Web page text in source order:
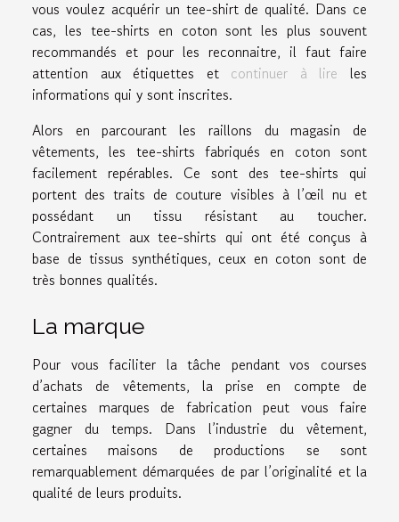
vous voulez acquérir un tee-shirt de qualité. Dans ce
cas, les tee-shirts en coton sont les plus souvent
recommandés et pour les reconnaitre, il faut faire
attention aux étiquettes et continuer à lire les
informations qui y sont inscrites.
Alors en parcourant les raillons du magasin de
vêtements, les tee-shirts fabriqués en coton sont
facilement repérables. Ce sont des tee-shirts qui
portent des traits de couture visibles à l’œil nu et
possédant un tissu résistant au toucher.
Contrairement aux tee-shirts qui ont été conçus à
base de tissus synthétiques, ceux en coton sont de
très bonnes qualités.
La marque
Pour vous faciliter la tâche pendant vos courses
d’achats de vêtements, la prise en compte de
certaines marques de fabrication peut vous faire
gagner du temps. Dans l’industrie du vêtement,
certaines maisons de productions se sont
remarquablement démarquées de par l’originalité et la
qualité de leurs produits.